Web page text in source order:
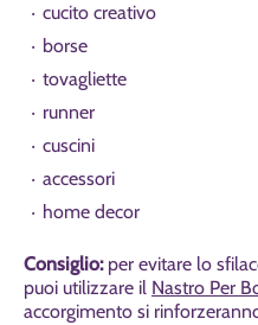
cucito creativo
borse
tovagliette
runner
cuscini
accessori
home decor
Consiglio:per evitare lo
puoi utilizzare il Nastro Per
accorgimento si